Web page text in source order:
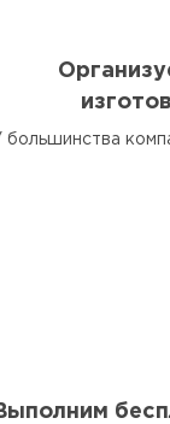
большинства